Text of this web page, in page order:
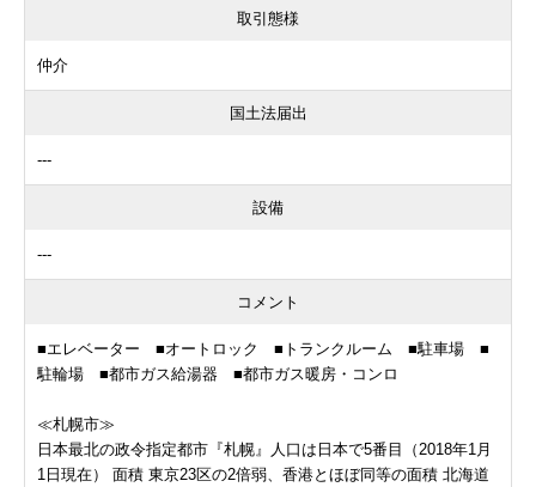
取引態様
仲介
国土法届出
---
設備
---
コメント
■エレベーター ■オートロック ■トランクルーム ■駐車場 ■
駐輪場 ■都市ガス給湯器 ■都市ガス暖房・コンロ
≪札幌市≫
日本最北の政令指定都市『札幌』人口は日本で5番目（2018年1月
1日現在） 面積 東京23区の2倍弱、香港とほぼ同等の面積 北海道